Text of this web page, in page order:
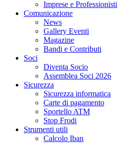
Imprese e Professionisti
Comunicazione
News
Gallery Eventi
Magazine
Bandi e Contributi
Soci
Diventa Socio
Assemblea Soci 2026
Sicurezza
Sicurezza informatica
Carte di pagamento
Sportello ATM
Stop Frodi
Strumenti utili
Calcolo Iban